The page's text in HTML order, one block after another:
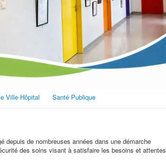
Ville Hôpital Santé Publique
depuis de nombreuses années dans une démarche
des soins visant à satisfaire les besoins et attentes